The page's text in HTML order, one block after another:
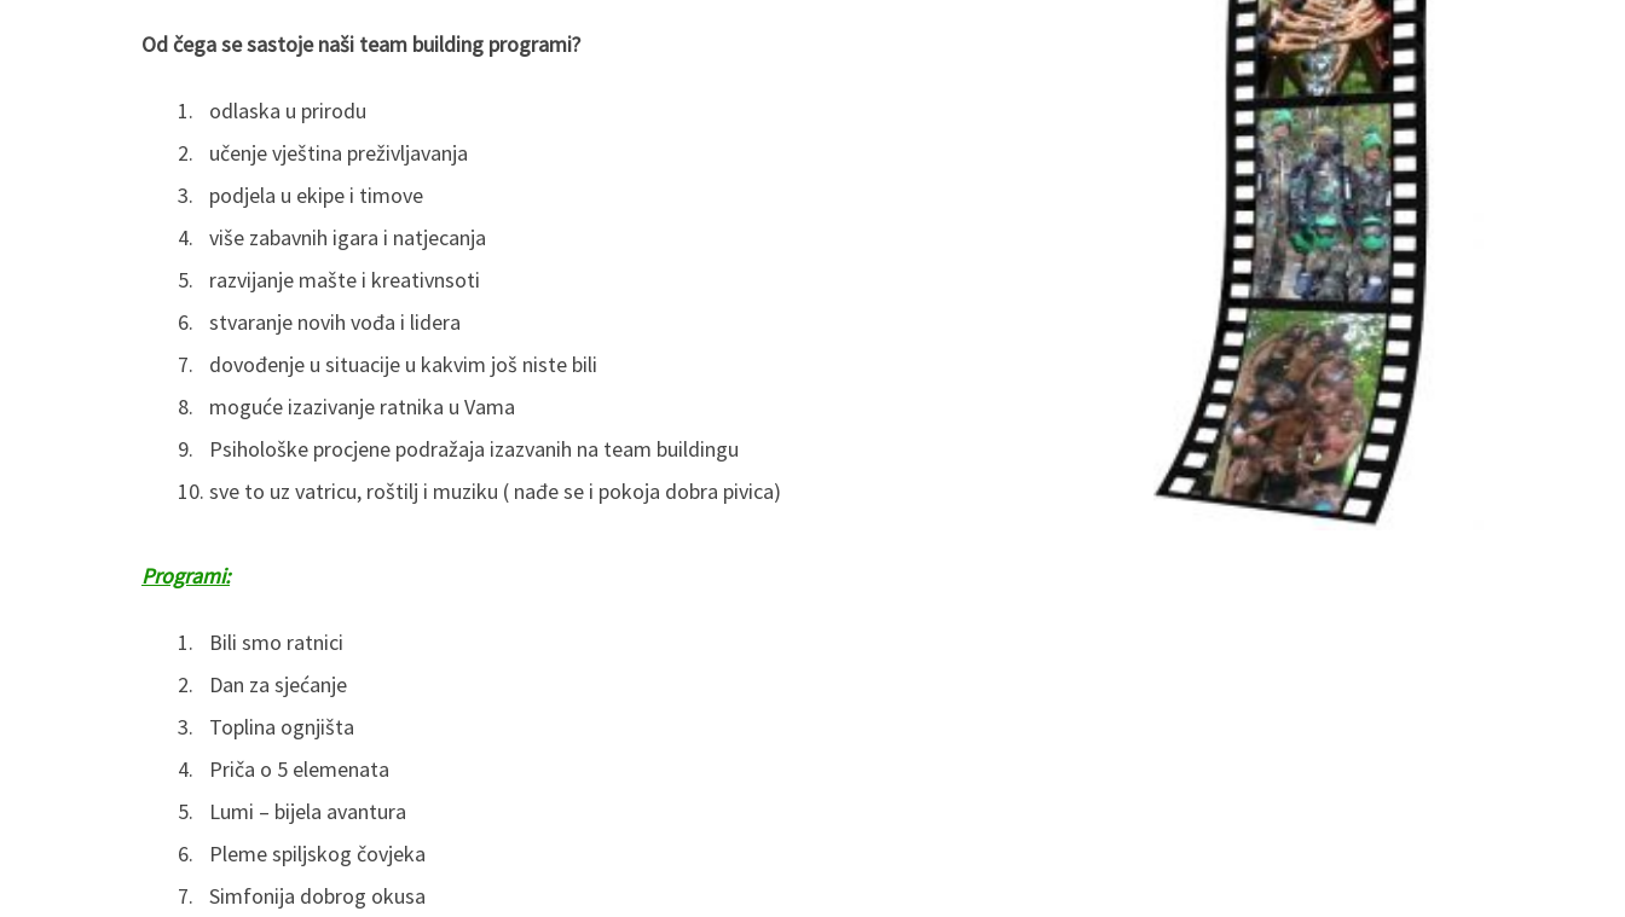
Od čega se sastoje naši team building programi?
odlaska u prirodu
učenje vještina preživljavanja
podjela u ekipe i timove
više zabavnih igara i natjecanja
razvijanje mašte i kreativnsoti
stvaranje novih vođa i lidera
dovođenje u situacije u kakvim još niste bili
moguće izazivanje ratnika u Vama
Psihološke procjene podražaja izazvanih na team buildingu
sve to uz vatricu, roštilj i muziku ( nađe se i pokoja dobra pivica)
Programi:
Bili smo ratnici
Dan za sjećanje
Toplina ognjišta
Priča o 5 elemenata
Lumi – bijela avantura
Pleme spiljskog čovjeka
Simfonija dobrog okusa